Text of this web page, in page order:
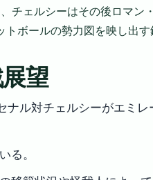
ェルシーはその後ロマン
ボールの勢力図を映し出す
望
ル対チェルシーがエミ
る。